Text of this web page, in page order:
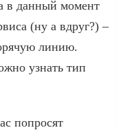
в данный момент
(ну а вдруг?) –
линию.
узнать тип
попросят